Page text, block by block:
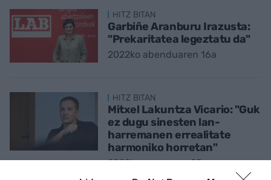
HITZ BITAN
Garbiñe Aranburu Irazusta:
"Prekaritatea legeztatu da"
2022ko abenduaren 16a
HITZ BITAN
Mitxel Lakuntza Vicario: "Guk
ez dugu sinesten lan-
harremanen errealitate
harmoniko horretan"
2022ko azaroaren 25a